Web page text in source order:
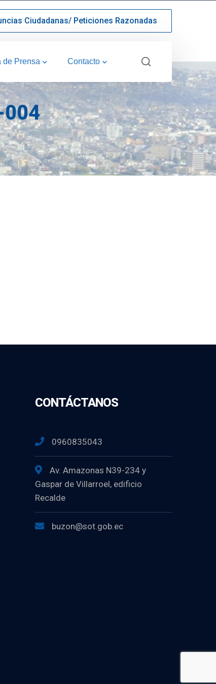
Ciudadanas/ Peticiones Razonadas
de Prensa Contacto
004
CONTÁCTANOS
0960835043
Av. Amazonas N39-234 y
Gaspar de Villarroel, edificio
Recalde
buzon@sot.gob.ec